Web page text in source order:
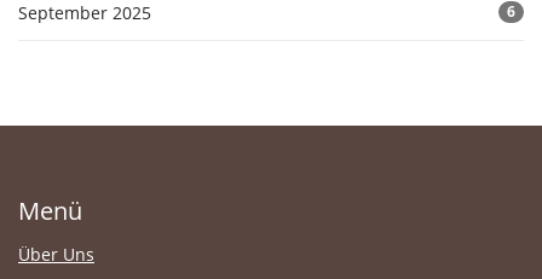
September 2025 6
Menü
Über Uns